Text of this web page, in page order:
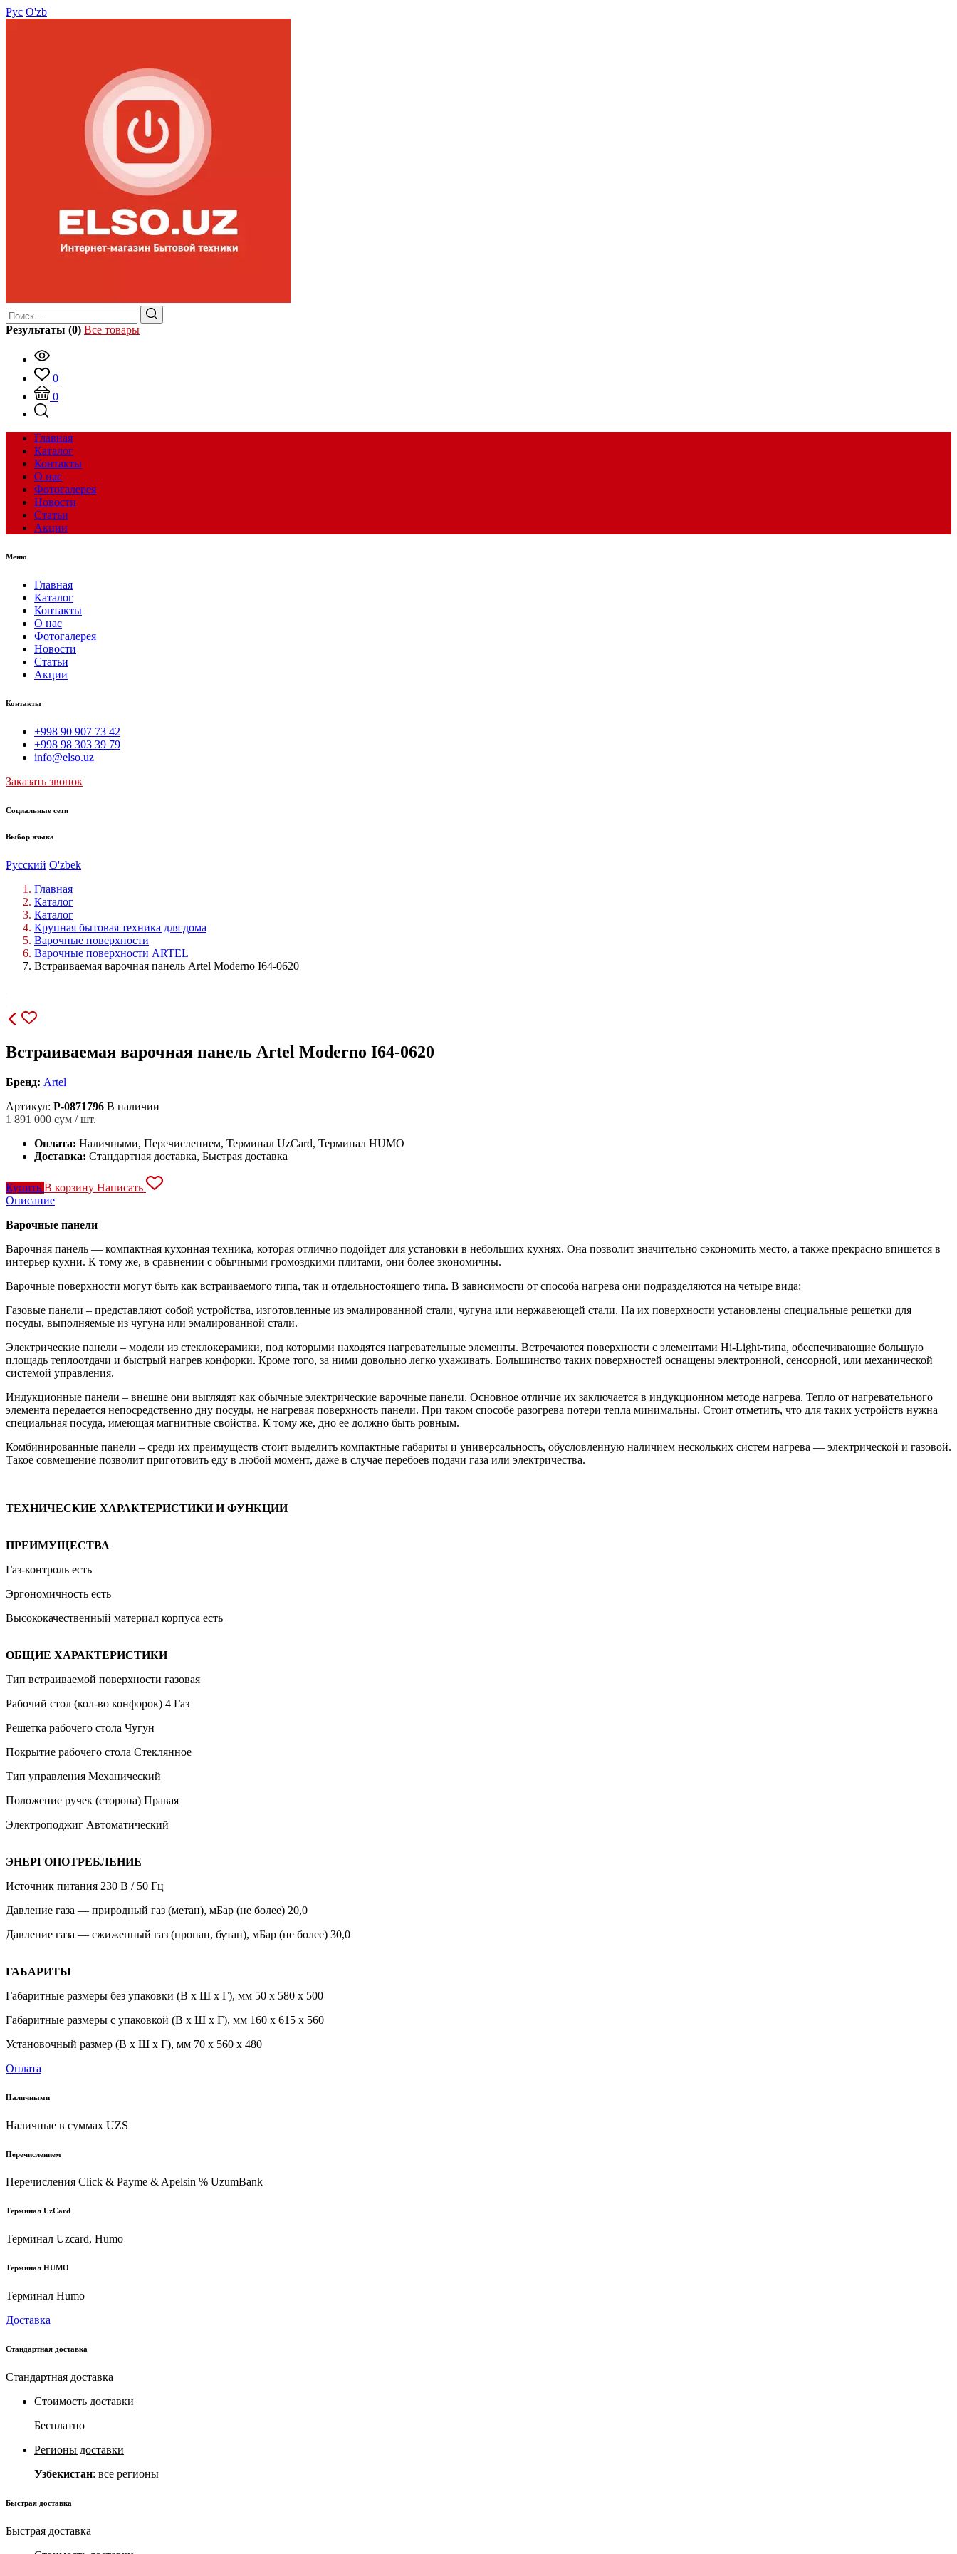
Рус O'zb
Результаты (0) Все товары
0
0
Главная
Каталог
Контакты
О нас
Фотогалерея
Новости
Статьи
Акции
Меню
Главная
Каталог
Контакты
О нас
Фотогалерея
Новости
Статьи
Акции
Контакты
+998 90 907 73 42
+998 98 303 39 79
info@elso.uz
Заказать звонок
Социальные сети
Выбор языка
Русский O'zbek
Главная
Каталог
Каталог
Крупная бытовая техника для дома
Варочные поверхности
Варочные поверхности ARTEL
Встраиваемая варочная панель Artel Moderno I64-0620
Встраиваемая варочная панель Artel Moderno I64-0620
Бренд: Artel
Артикул: P-0871796 В наличии
1 891 000 сум / шт.
Оплата: Наличными, Перечислением, Терминал UzCard, Терминал HUMO
Доставка: Стандартная доставка, Быстрая доставка
Купить В корзину Написать
Описание
Варочные панели
Варочная панель — компактная кухонная техника, которая отлично подойдет для установки в небольших кухнях. Она позволит значительно сэкономить место, а также прекрасно впишется в
интерьер кухни. К тому же, в сравнении с обычными громоздкими плитами, они более экономичны.
Варочные поверхности могут быть как встраиваемого типа, так и отдельностоящего типа. В зависимости от способа нагрева они подразделяются на четыре вида:
Газовые панели – представляют собой устройства, изготовленные из эмалированной стали, чугуна или нержавеющей стали. На их поверхности установлены специальные решетки для
посуды, выполняемые из чугуна или эмалированной стали.
Электрические панели – модели из стеклокерамики, под которыми находятся нагревательные элементы. Встречаются поверхности с элементами Hi-Light-типа, обеспечивающие большую
площадь теплоотдачи и быстрый нагрев конфорки. Кроме того, за ними довольно легко ухаживать. Большинство таких поверхностей оснащены электронной, сенсорной, или механической
системой управления.
Индукционные панели – внешне они выглядят как обычные электрические варочные панели. Основное отличие их заключается в индукционном методе нагрева. Тепло от нагревательного
элемента передается непосредственно дну посуды, не нагревая поверхность панели. При таком способе разогрева потери тепла минимальны. Стоит отметить, что для таких устройств нужна
специальная посуда, имеющая магнитные свойства. К тому же, дно ее должно быть ровным.
Комбинированные панели – среди их преимуществ стоит выделить компактные габариты и универсальность, обусловленную наличием нескольких систем нагрева — электрической и газовой.
Такое совмещение позволит приготовить еду в любой момент, даже в случае перебоев подачи газа или электричества.
ТЕХНИЧЕСКИЕ ХАРАКТЕРИСТИКИ И ФУНКЦИИ
ПРЕИМУЩЕСТВА
Газ-контроль есть
Эргономичность есть
Высококачественный материал корпуса есть
ОБЩИЕ ХАРАКТЕРИСТИКИ
Тип встраиваемой поверхности газовая
Рабочий стол (кол-во конфорок) 4 Газ
Решетка рабочего стола Чугун
Покрытие рабочего стола Стеклянное
Тип управления Механический
Положение ручек (сторона) Правая
Электроподжиг Автоматический
ЭНЕРГОПОТРЕБЛЕНИЕ
Источник питания 230 В / 50 Гц
Давление газа — природный газ (метан), мБар (не более) 20,0
Давление газа — сжиженный газ (пропан, бутан), мБар (не более) 30,0
ГАБАРИТЫ
Габаритные размеры без упаковки (В х Ш х Г), мм 50 х 580 х 500
Габаритные размеры с упаковкой (В х Ш х Г), мм 160 х 615 х 560
Установочный размер (В х Ш х Г), мм 70 х 560 х 480
Оплата
Наличными
Наличные в суммах UZS
Перечислением
Перечисления Click & Payme & Apelsin % UzumBank
Терминал UzCard
Терминал Uzcard, Humo
Терминал HUMO
Терминал Humo
Доставка
Стандартная доставка
Стандартная доставка
Стоимость доставки
Бесплатно
Регионы доставки
Узбекистан: все регионы
Быстрая доставка
Быстрая доставка